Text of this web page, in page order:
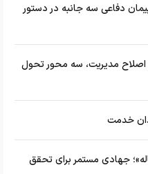
دفاعی سه جانبه در دستور
اصلاح مدیریت، سه محور تحول
خدمت
واحد ائمه در «انسان ۲۵۰ ساله»؛ جهادی مستمر برای تحقق